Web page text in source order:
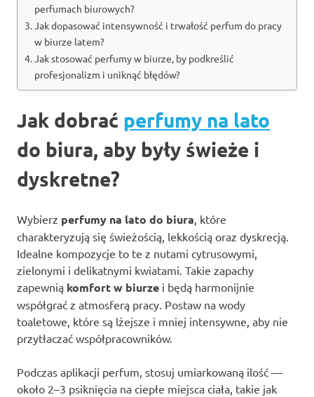
perfumach biurowych?
Jak dopasować intensywność i trwałość perfum do pracy
w biurze latem?
Jak stosować perfumy w biurze, by podkreślić
profesjonalizm i uniknąć błędów?
Jak dobrać perfumy na lato
do biura, aby były świeże i
dyskretne?
Wybierz perfumy na lato do biura, które
charakteryzują się świeżością, lekkością oraz dyskrecją.
Idealne kompozycje to te z nutami cytrusowymi,
zielonymi i delikatnymi kwiatami. Takie zapachy
zapewnią komfort w biurze i będą harmonijnie
współgrać z atmosferą pracy. Postaw na wody
toaletowe, które są lżejsze i mniej intensywne, aby nie
przytłaczać współpracowników.
Podczas aplikacji perfum, stosuj umiarkowaną ilość —
około 2–3 psiknięcia na ciepłe miejsca ciała, takie jak